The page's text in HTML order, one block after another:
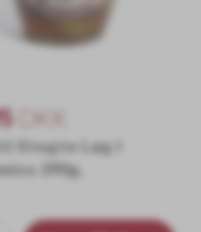
DKK
Stegte Løg I
290g.